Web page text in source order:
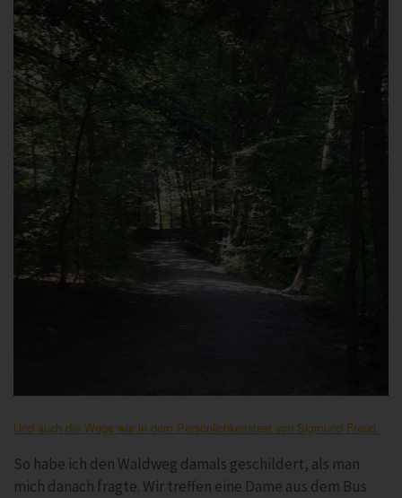
Und auch die Wege wie in dem Persönlichkeitstest von Sigmund Freud.
So habe ich den Waldweg damals geschildert, als man
mich danach fragte. Wir treffen eine Dame aus dem Bus